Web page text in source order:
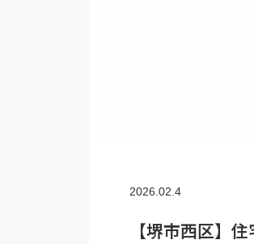
2026.02.4
【堺市西区】